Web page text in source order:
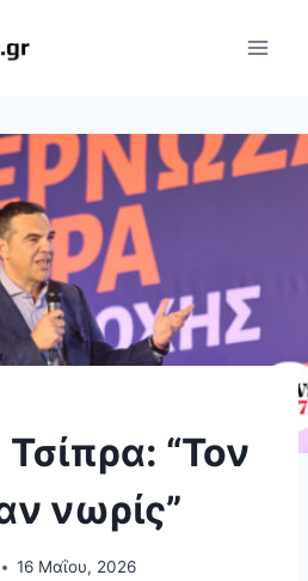
“Τον
νωρίς”
16 Μαΐου, 2026